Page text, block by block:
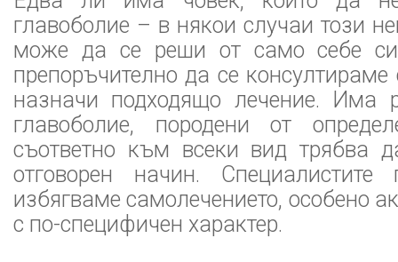
главоболие – в някои случаи този
може да се реши от само себе
препоръчително да се
назначи подходящо лечение. Има
главоболие, породени от
съответно към всеки вид трябва
отговорен начин. Специалистите
избягваме самолечението, особено
с по-специфичен характер.